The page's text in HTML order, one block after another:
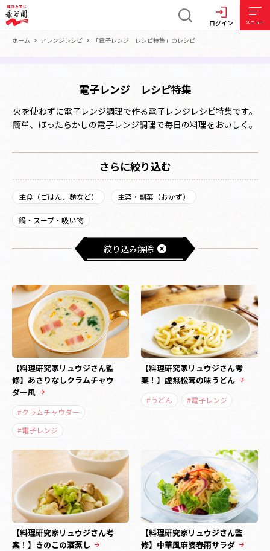
ログイン メニュー
ホーム アレンジレシピ 「電子レンジ レシピ特集」のレシピ
電子レンジ レシピ特集
火を使わずに電子レンジ調理で作る電子レンジレシピ特集です。
簡単、ほったらかしの電子レンジ調理で毎日の料理をおいしく。
さらに絞り込む
主食（ごはん、麺など） 主菜・副菜（おかず）
鍋・スープ・吸い物
絞り込み解除
【料理研究家リュウジさん監
修】あさりなしクラムチャウ
ダー風
#クラムチャウダー
#電子レンジ
【料理研究家リュウジさん考
案！】虚無松茸の味うどん
#うどん #電子レンジ
【料理研究家リュウジさん考
案！】きのこの酒蒸し
【料理研究家リュウジさん監
修】中華風麻婆春雨サラダ